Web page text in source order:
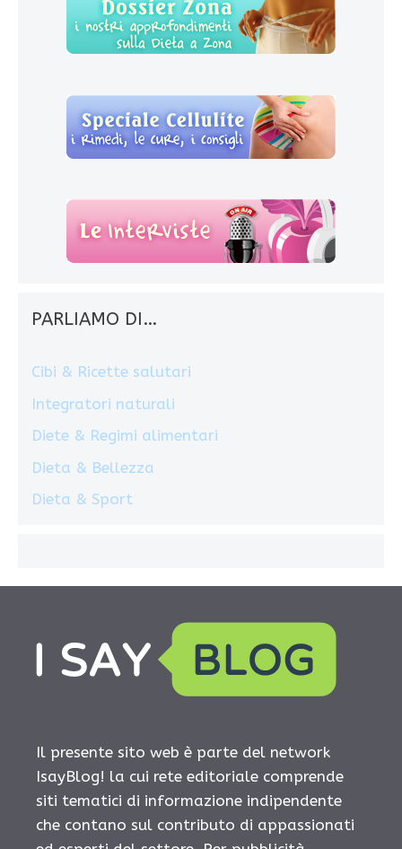
PARLIAMO DI…
Cibi & Ricette salutari
Integratori naturali
Diete & Regimi alimentari
Dieta & Bellezza
Dieta & Sport
Il presente sito web è parte del network
IsayBlog! la cui rete editoriale comprende
siti tematici di informazione indipendente
che contano sul contributo di appassionati